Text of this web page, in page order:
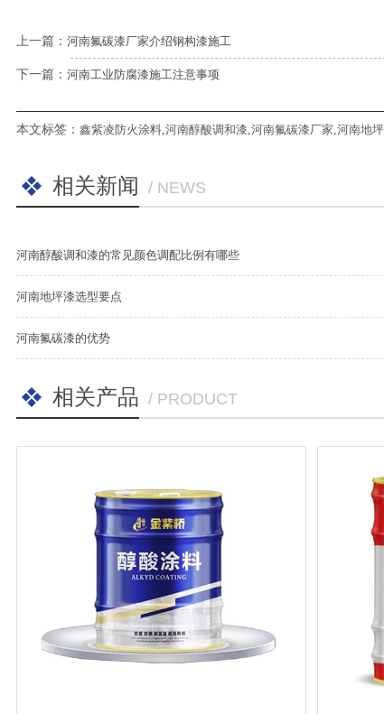
上一篇： 河南氟碳漆厂家介绍钢构漆施工
下一篇： 河南工业防腐漆施工注意事项
本文标签： 鑫紫凌防火涂料 河南醇酸调和漆 河南氟碳漆厂家 河南地
相关新闻 / NEWS
河南醇酸调和漆的常见颜色调配比例有哪些
河南地坪漆选型要点
河南氟碳漆的优势
相关产品 / PRODUCT